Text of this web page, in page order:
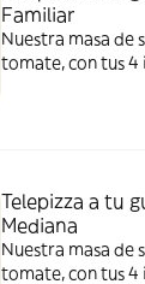
Familiar
Nuestra masa de
tomate, con tus
Telepizza a tu
Mediana
Nuestra masa de
tomate, con tus